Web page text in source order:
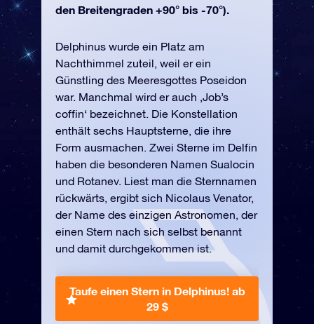
den Breitengraden +90° bis -70°).
Delphinus wurde ein Platz am
Nachthimmel zuteil, weil er ein
Günstling des Meeresgottes Poseidon
war. Manchmal wird er auch ‚Job’s
coffin‘ bezeichnet. Die Konstellation
enthält sechs Hauptsterne, die ihre
Form ausmachen. Zwei Sterne im Delfin
haben die besonderen Namen Sualocin
und Rotanev. Liest man die Sternnamen
rückwärts, ergibt sich Nicolaus Venator,
der Name des einzigen Astronomen, der
einen Stern nach sich selbst benannt
und damit durchgekommen ist.
Taufe einen Stern in Delphinus! ab
29 $